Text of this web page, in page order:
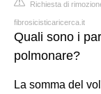
Richiesta di
fibrosicisticaricerca.it
Quali sono i
polmonare?
La somma del